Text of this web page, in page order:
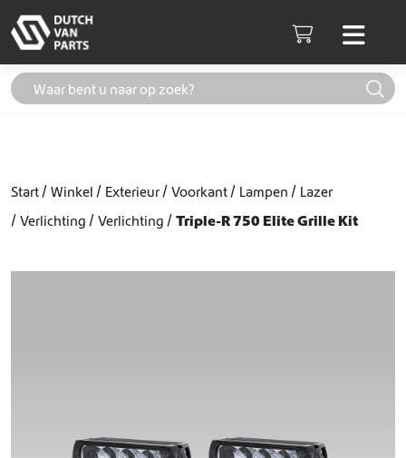
Cart
Start Winkel Exterieur Voorkant Lampen
Lazer
Verlichting
Verlichting Triple-R 750 Elite Grille Kit